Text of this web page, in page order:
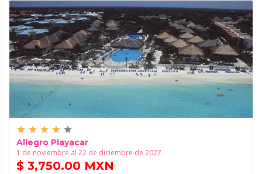
grade grade grade grade grade
Allegro Playacar
1 de noviembre al 22 de diciembre de 2027
$ 3,750.00 MXN